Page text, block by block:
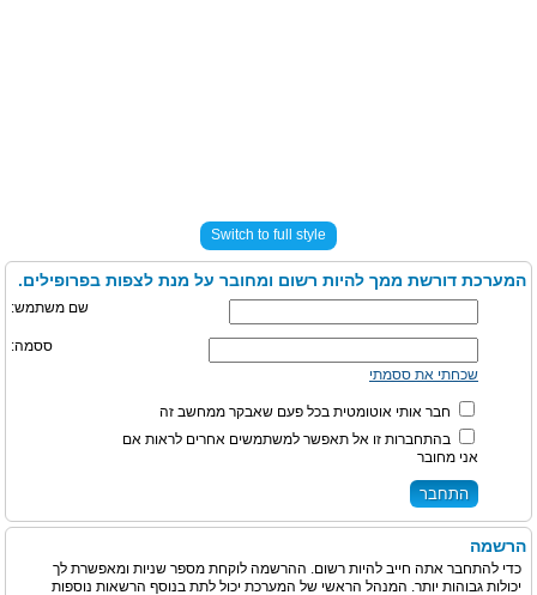
Switch to full style
המערכת דורשת ממך להיות רשום ומחובר על מנת לצפות בפרופילים.
שם משתמש:
ססמה:
שכחתי את ססמתי
חבר אותי אוטומטית בכל פעם שאבקר ממחשב זה
בהתחברות זו אל תאפשר למשתמשים אחרים לראות אם
אני מחובר
הרשמה
כדי להתחבר אתה חייב להיות רשום. ההרשמה לוקחת מספר שניות ומאפשרת לך
יכולות גבוהות יותר. המנהל הראשי של המערכת יכול לתת בנוסף הרשאות נוספות